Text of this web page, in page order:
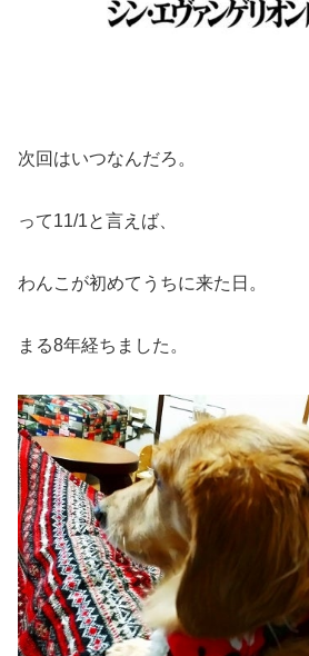
次回はいつなんだろ。
って11/1と言えば、
わんこが初めてうちに来た日。
まる8年経ちました。